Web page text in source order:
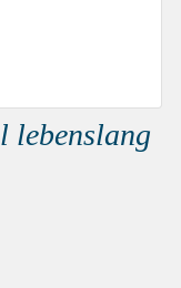
lebenslang